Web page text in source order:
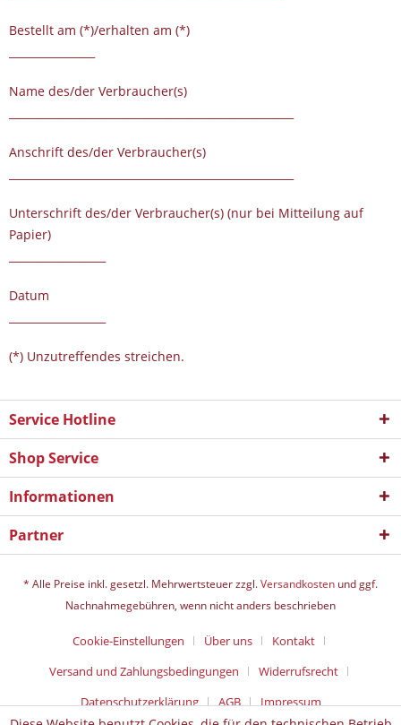
Bestellt am (*)/erhalten am (*)
Name des/der Verbraucher(s)
Anschrift des/der Verbraucher(s)
Unterschrift des/der Verbraucher(s) (nur bei Mitteilung auf
Papier)
Datum
(*) Unzutreffendes streichen.
Service Hotline
Shop Service
Informationen
Partner
* Alle Preise inkl. gesetzl. Mehrwertsteuer zzgl.Versandkosten und ggf.
Nachnahmegebühren, wenn nicht anders beschrieben
Cookie-Einstellungen Über uns
Kontakt
Versand und Zahlungsbedingungen
Widerrufsrecht
Datenschutz­erklärung
AGB Impressum